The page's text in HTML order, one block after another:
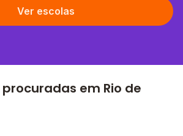
Ver escolas
em Rio de